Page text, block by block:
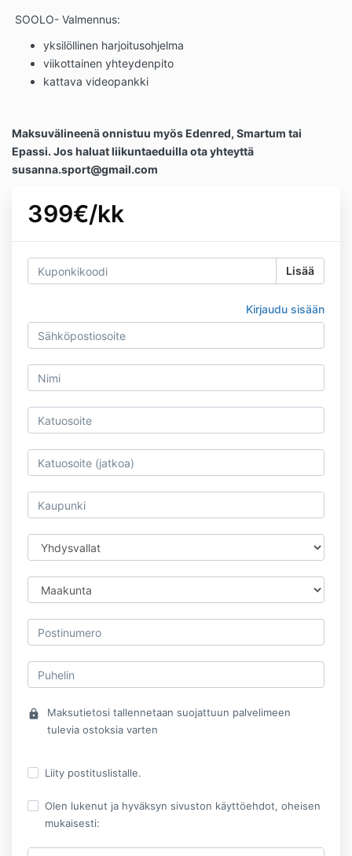
SOOLO- Valmennus:
yksilöllinen harjoitusohjelma
viikottainen yhteydenpito
kattava videopankki
Maksuvälineenä onnistuu myös Edenred, Smartum tai
Epassi. Jos haluat liikuntaeduilla ota yhteyttä
susanna.sport@gmail.com
399€/kk
Lisää
Kirjaudu sisään
lock
Maksutietosi tallennetaan suojattuun palvelimeen
tulevia ostoksia varten
Liity postituslistalle.
Olen lukenut ja hyväksyn sivuston käyttöehdot, oheisen
mukaisesti: